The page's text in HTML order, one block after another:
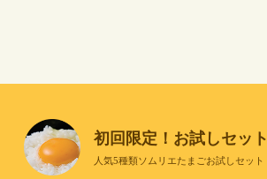
初回限定！お試しセット
人気5種類ソムリエたまごお試しセット